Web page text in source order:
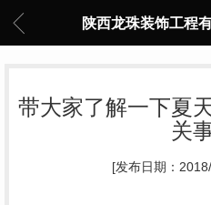
陕西龙珠装饰工程
带大家了解一下夏
关
[发布日期：